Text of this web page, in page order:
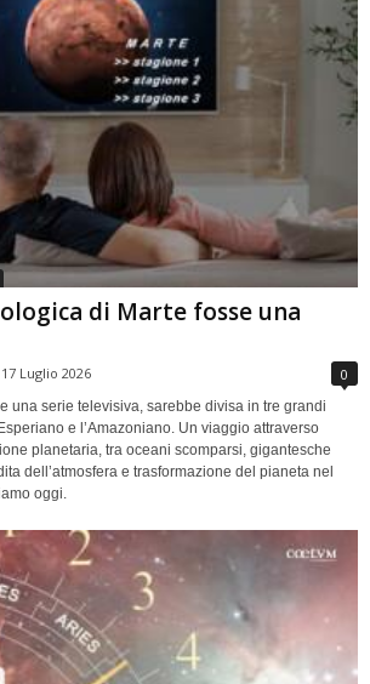
di Marte fosse una
17 Luglio 2026 0
una serie televisiva, sarebbe divisa in tre grandi
e l’Amazoniano. Un viaggio attraverso
planetaria, tra oceani scomparsi, gigantesche
dell’atmosfera e trasformazione del pianeta nel
oggi.